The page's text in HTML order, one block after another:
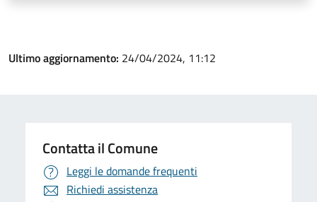
Ultimo aggiornamento: 24/04/2024, 11:12
Contatta il Comune
Leggi le domande frequenti
Richiedi assistenza